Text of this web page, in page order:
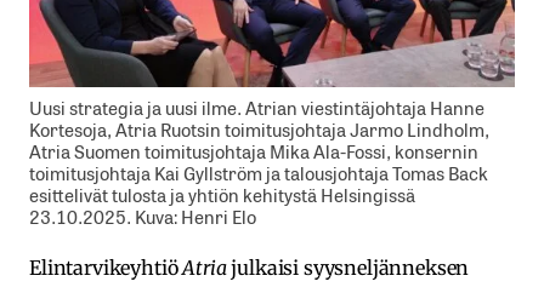
Uusi strategia ja uusi ilme. Atrian viestintäjohtaja Hanne
Kortesoja, Atria Ruotsin toimitusjohtaja Jarmo Lindholm,
Atria Suomen toimitusjohtaja Mika Ala-Fossi, konsernin
toimitusjohtaja Kai Gyllström ja talousjohtaja Tomas Back
esittelivät tulosta ja yhtiön kehitystä Helsingissä
23.10.2025. Kuva: Henri Elo
ElintarvikeyhtiöAtriajulkaisi syysneljänneksen